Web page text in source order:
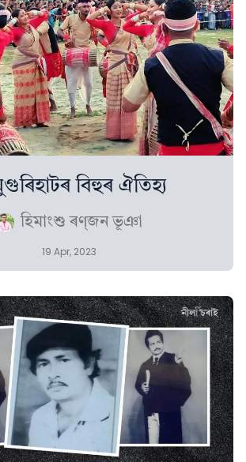
বিহুৰ ঐতিহ্য
হিমাংশু ৰণ্‌জন ভূঞা
19 Apr, 2023